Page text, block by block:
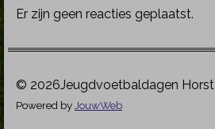
Er zijn geen reacties geplaatst.
© 2026Jeugdvoetbaldagen Horst
Powered byJouwWeb